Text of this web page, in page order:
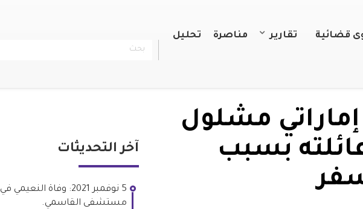
قضائية تقارير مناصرة تحليل
Rechercher
مشلول
بسبب
آخر التحديثات
5 نوفمبر 2021: وفاة النعيمي في
مستشفى القاسمي.